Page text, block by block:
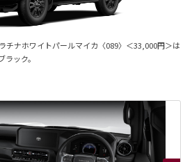
チナホワイトパールマイカ〈089〉＜33,000円＞は
ック。